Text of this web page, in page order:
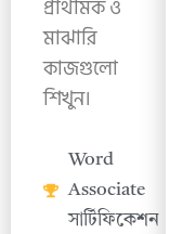
প্রাথমিক ও
মাঝারি
কাজগুলো
শিখুন।
Word
Associate
সার্টিফিকেশন